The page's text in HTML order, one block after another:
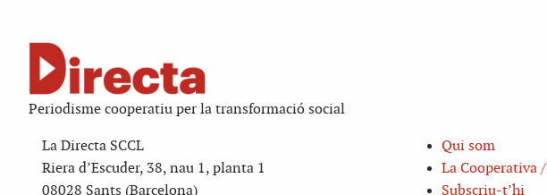
Periodisme cooperatiu per la transformació social
La Directa SCCL
Riera d’Escuder, 38, nau 1, planta 1
08028 Sants (Barcelona)
Qui som
La Cooperativa
Subscriu-t’hi